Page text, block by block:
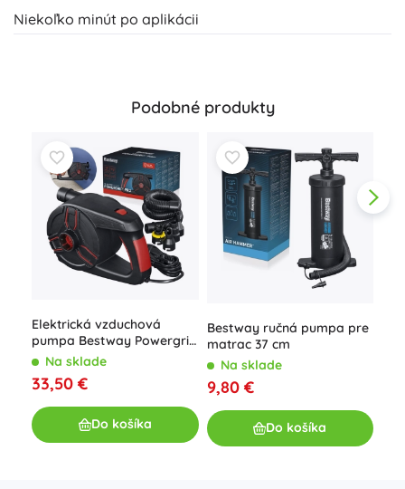
Niekoľko minút po aplikácii
Podobné produkty
Elektrická vzduchová
pumpa Bestway Powergrip
Pro AC so 4 adaptérmi
Na sklade
33,50 €
Do košíka
Bestway ručná pumpa pre
matrac 37 cm
Na sklade
9,80 €
Do košíka